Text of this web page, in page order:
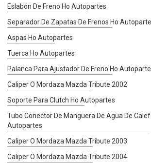
Eslabón De Freno Ho Autopartes
Separador De Zapatas De Frenos Ho
Aspas Ho Autopartes
Tuerca Ho Autopartes
Palanca Para Ajustador De Freno Ho
Caliper O Mordaza Mazda Tribute 2002
Soporte Para Clutch Ho Autopartes
Tubo Conector De Manguera De Agua De
Autopartes
Caliper O Mordaza Mazda Tribute 2003
Caliper O Mordaza Mazda Tribute 2004